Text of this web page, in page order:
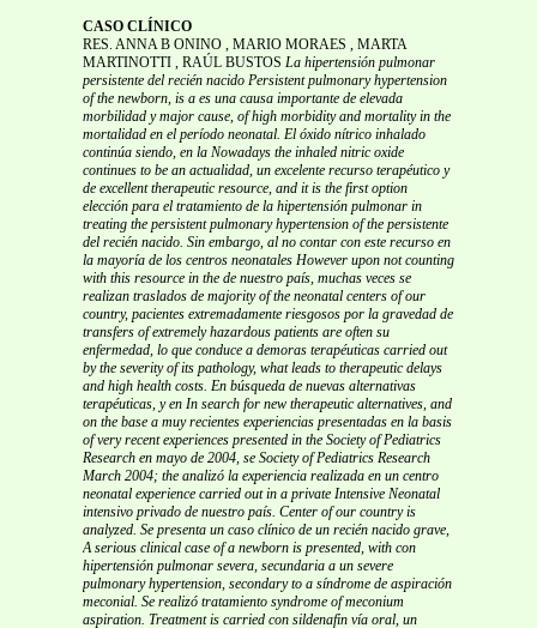
CASO CLÍNICO
RES. ANNA B ONINO , MARIO MORAES , MARTA
MARTINOTTI , RAÚL BUSTOS La hipertensión pulmonar
persistente del recién nacido Persistent pulmonary hypertension
of the newborn, is a es una causa importante de elevada
morbilidad y major cause, of high morbidity and mortality in the
mortalidad en el período neonatal. El óxido nítrico inhalado
continúa siendo, en la Nowadays the inhaled nitric oxide
continues to be an actualidad, un excelente recurso terapéutico y
de excellent therapeutic resource, and it is the first option
elección para el tratamiento de la hipertensión pulmonar in
treating the persistent pulmonary hypertension of the persistente
del recién nacido. Sin embargo, al no contar con este recurso en
la mayoría de los centros neonatales However upon not counting
with this resource in the de nuestro país, muchas veces se
realizan traslados de majority of the neonatal centers of our
country, pacientes extremadamente riesgosos por la gravedad de
transfers of extremely hazardous patients are often su
enfermedad, lo que conduce a demoras terapéuticas carried out
by the severity of its pathology, what leads to therapeutic delays
and high health costs. En búsqueda de nuevas alternativas
terapéuticas, y en In search for new therapeutic alternatives, and
on the base a muy recientes experiencias presentadas en la basis
of very recent experiences presented in the Society of Pediatrics
Research en mayo de 2004, se Society of Pediatrics Research
March 2004; the analizó la experiencia realizada en un centro
neonatal experience carried out in a private Intensive Neonatal
intensivo privado de nuestro país. Center of our country is
analyzed. Se presenta un caso clínico de un recién nacido grave,
A serious clinical case of a newborn is presented, with con
hipertensión pulmonar severa, secundaria a un severe
pulmonary hypertension, secondary to a síndrome de aspiración
meconial. Se realizó tratamiento syndrome of meconium
aspiration. Treatment is carried con sildenafin vía oral, un